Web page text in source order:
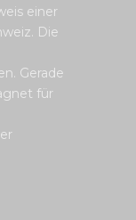
einer
Die
Gerade
für